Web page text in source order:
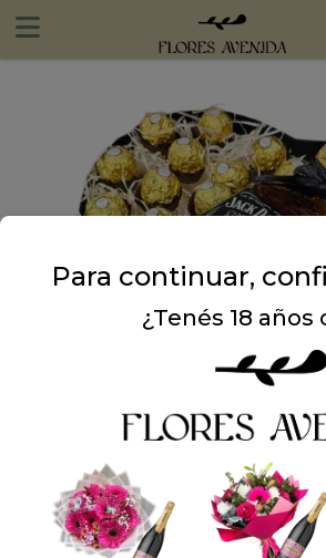
Para continuar,
¿Tenés 18 años